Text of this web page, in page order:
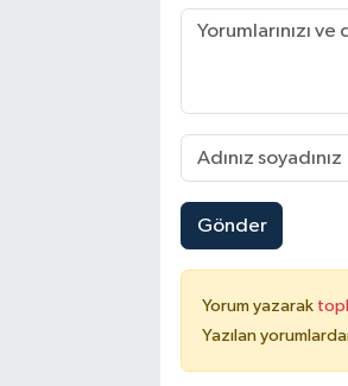
Gönder
Yorum yazarak
Yazılan